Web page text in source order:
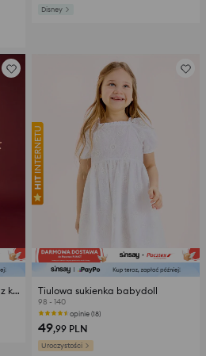
Disney
Bawełniana spódnica w kratę z koronkowym wykończeniem Tiulowa sukienka babydoll
98 - 140
opinie (18)
49,99 PLN
Uroczystości